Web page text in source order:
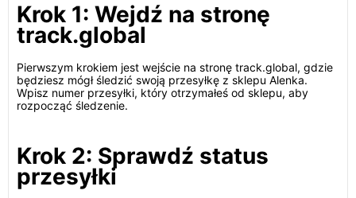
Krok 1: Wejdź na stronę
track.global
Pierwszym krokiem jest wejście na stronę track.global, gdzie
będziesz mógł śledzić swoją przesyłkę z sklepu Alenka.
Wpisz numer przesyłki, który otrzymałeś od sklepu, aby
rozpocząć śledzenie.
Krok 2: Sprawdź status
przesyłki